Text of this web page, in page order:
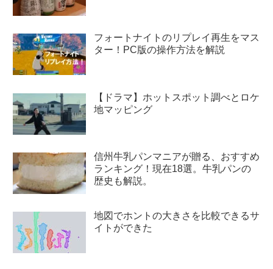
フォートナイトのリプレイ再生をマス
ター！PC版の操作方法を解説
【ドラマ】ホットスポット調べとロケ
地マッピング
信州牛乳パンマニアが贈る、おすすめ
ランキング！現在18選。牛乳パンの
歴史も解説。
地図でホントの大きさを比較できるサ
イトができた